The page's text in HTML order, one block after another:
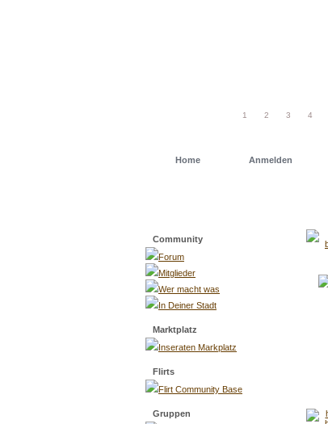
1 2 3 4
Home Anmelden
Community
Forum
Mitglieder
Wer macht was
In Deiner Stadt
Marktplatz
Inseraten Markplatz
Flirts
Flirt Community Base
Gruppen